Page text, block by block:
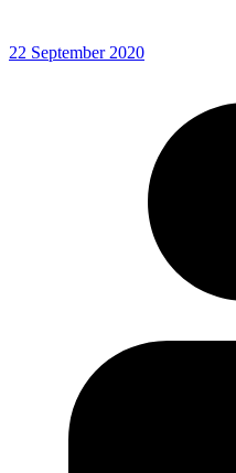
22 September 2020